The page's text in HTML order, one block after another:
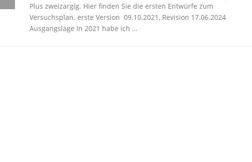
Plus zweizargig. Hier finden Sie die ersten Entwürfe zum
Versuchsplan. erste Version 09.10.2021, Revision 17.06.2024
Ausgangslage In 2021 habe ich …